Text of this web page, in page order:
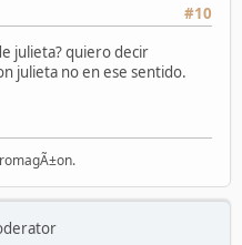
#10
julieta? quiero decir
julieta no en ese sentido.